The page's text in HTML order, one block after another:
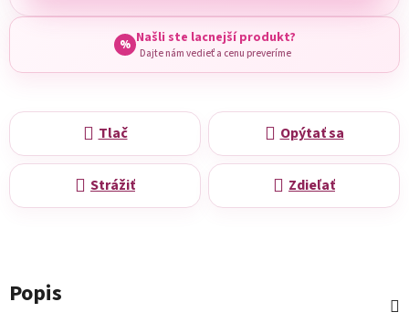
% Našli ste lacnejší produkt?
Dajte nám vedieť a cenu preveríme
Tlač Opýtať sa
Strážiť Zdieľať
Popis